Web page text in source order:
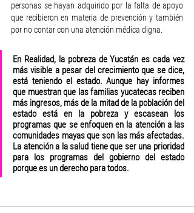
personas se hayan adquirido por la falta de apoyo
que recibieron en materia de prevención y también
por no contar con una atención médica digna.
En Realidad, la pobreza de Yucatán es cada vez
más visible a pesar del crecimiento que se dice,
está teniendo el estado. Aunque hay informes
que muestran que las familias yucatecas reciben
más ingresos, más de la mitad de la población del
estado está en la pobreza y escasean los
programas que se enfoquen en la atención a las
comunidades mayas que son las más afectadas.
La atención a la salud tiene que ser una prioridad
para los programas del gobierno del estado
porque es un derecho para todos.